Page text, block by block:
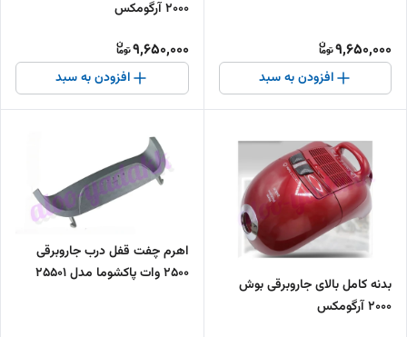
9,650,000
افزودن به سبد
۲۰۰۰ آرگومکس
9,650,000
افزودن به سبد
بدنه کامل بالای جاروبرقی بوش
۲۰۰۰ آرگومکس
اهرم چفت قفل درب جاروبرقی
۲۵۰۰ وات پاکشوما مدل 25501